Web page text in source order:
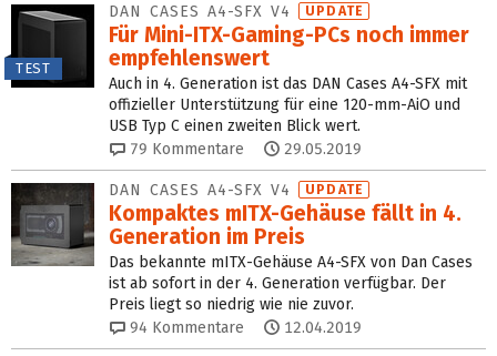
TEST
DAN CASES A4-SFX V4 UPDATE
Für Mini-ITX-Gaming-PCs noch immer
empfehlenswert
Auch in 4. Generation ist das DAN Cases A4-SFX mit
offizieller Unterstützung für eine 120-mm-AiO und
USB Typ C einen zweiten Blick wert.
79 Kommentare 29.05.2019
DAN CASES A4-SFX V4 UPDATE
Kompaktes mITX-Gehäuse fällt in 4.
Generation im Preis
Das bekannte mITX-Gehäuse A4-SFX von Dan Cases
ist ab sofort in der 4. Generation verfügbar. Der
Preis liegt so niedrig wie nie zuvor.
94 Kommentare 12.04.2019